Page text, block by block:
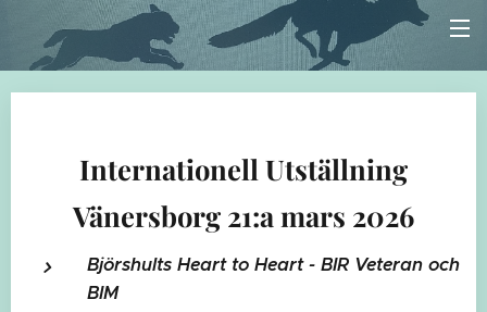
Internationell Utställning
Vänersborg 21:a mars 2026
Björshults Heart to Heart - BIR Veteran och
BIM